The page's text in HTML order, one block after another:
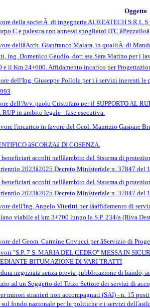
Oggetto
della societÃ di ingegneria AUREATECH
C e palestra con annessi spogliatoi ITC
dellâArch. Gianfranco Malara, in qualitÃ di
ing. Domenico Gaudio, dott.ssa Sara Marino per i
il Km 24+600. Affidamento incarico per
dell'Ing. Giuseppe Pollola per i i servizi inerenti le
dell'Avv. paolo Cristofaro per il SUPPORTO AL
RUP in ambito legale - fase esecutiva.
l'incarico in favore del Geol. Maurizio Gaspare
âSCORZAâ DI COSENZA.
accolti nellâambito del Sistema di
2023â2025 Decreto Ministeriale n. 37847 del
accolti nellâambito del Sistema di
2023â2025 Decreto Ministeriale n. 37847 del
dell'Ing. Angelo Viteritti per lâaffidamento di
viabile al km 3+700 lungo la S.P. 234/a (Riva
del Geom. Carmine Covucci per âServizio di
"S.P. 7 S. MARIA DEL CEDRO" MESSA IN
BITUMAZIONE DI VARI TRATTI
negoziata senza previa pubblicazione di bando,
ad un Soggetto del Terzo Settore dei servizi di
minori stranieri non accompagnati (SAI) - n. 15
fondo nazionale per le politiche e i servizi dell'asilo